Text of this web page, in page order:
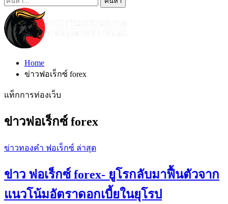
Home
ข่าวฟอเร็กซ์ forex
แท็กการท่องเว็บ
ข่าวฟอเร็กซ์ forex
ข่าวทองคำ ฟอเร็กซ์ ล่าสุด
ข่าว ฟอเร็กซ์ forex- ยูโรกลับมาฟื้นตัวจาก
แนวโน้มอัตราดอกเบี้ยในยุโรป